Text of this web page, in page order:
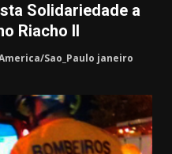
Solidariedade a
Riacho II
Sao_Paulo janeiro